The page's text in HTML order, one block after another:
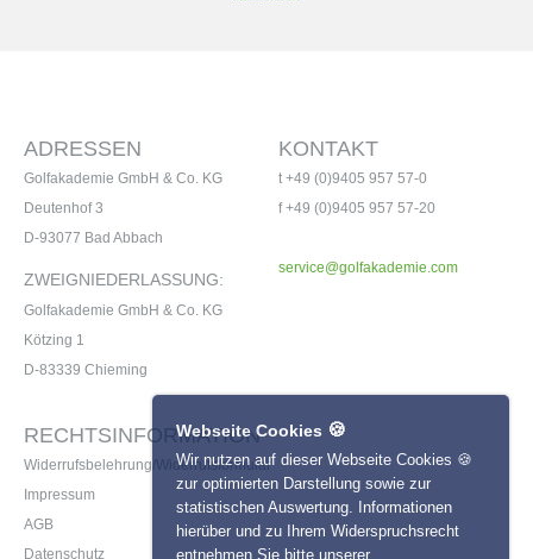
RECHTSINFORMATION
Widerrufsbelehrung/Widerrufsformular
Impressum
AGB
Datenschutz
KONTAKT
t +49 (0)9405 957 57-0
f +49 (0)9405 957 57-20
service@golfakademie.com
ADRESSEN
Golfakademie GmbH & Co. KG
Deutenhof 3
D-93077 Bad Abbach
ZWEIGNIEDERLASSUNG:
Golfakademie GmbH & Co. KG
Kötzing 1
D-83339 Chieming
Webseite Cookies 🍪
Wir nutzen auf dieser Webseite Cookies 🍪
zur optimierten Darstellung sowie zur
statistischen Auswertung. Informationen
hierüber und zu Ihrem Widerspruchsrecht
entnehmen Sie bitte unserer